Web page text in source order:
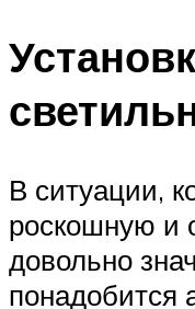
В ситуации,
роскошную и
довольно
понадобится